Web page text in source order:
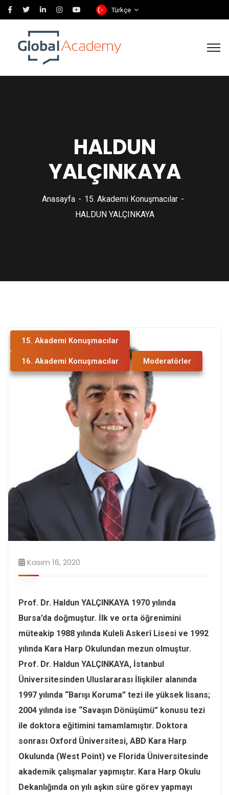
Türkçe
HALDUN
YALÇINKAYA
Anasayfa
15. Akademi Konuşmacılar
HALDUN YALÇINKAYA
15. Akademi Konuşmacılar
16. Akademi Konuşmacılar Moderatörler
Kasım 16, 2020
Prof. Dr. Haldun YALÇINKAYA 1970 yılında
Bursa’da doğmuştur. İlk ve orta öğrenimini
müteakip 1988 yılında Kuleli Askerî Lisesi ve 1992
yılında Kara Harp Okulundan mezun olmuştur.
Prof. Dr. Haldun YALÇINKAYA, İstanbul
Üniversitesinden Uluslararası İlişkiler alanında
1997 yılında “Barışı Koruma” tezi ile yüksek lisans;
2004 yılında ise “Savaşın Dönüşümü” konusu tezi
ile doktora eğitimini tamamlamıştır. Doktora
sonrası Oxford Üniversitesi, ABD Kara Harp
Okulunda (West Point) ve Florida Üniversitesinde
akademik çalışmalar yapmıştır. Kara Harp Okulu
Dekanlığında on yılı aşkın süre görev yapmayı